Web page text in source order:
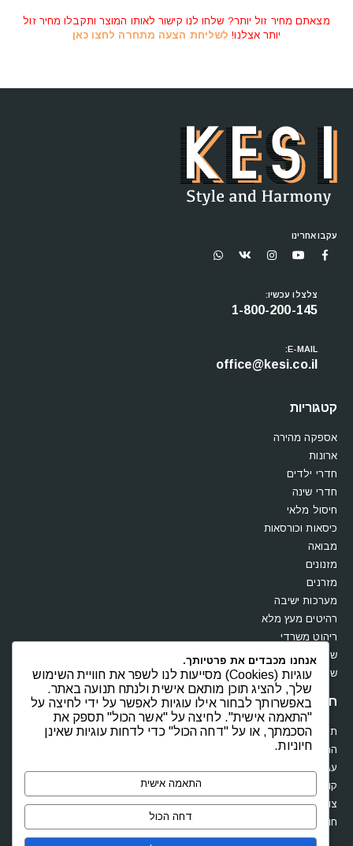
מצאתם מחיר זול יותר? שלחו לנו קישור לאותו המוצר ותקבלו מחיר זול
יותר אצלנו! לשליחת הצעה מתחרה לחצו כאן
עקבו אחרינו
צלצלו עכשיו:
1-800-200-145
E-MAIL:
office@kesi.co.il
קטגוריות
אספקה מהירה
ארונות
חדרי ילדים
חדרי שינה
חיסול מלאי
כיסאות וכורסאות
מבואה
מזנונים
מזרנים
מערכות ישיבה
רהיטים מעץ מלא
ריהוט משרדי
שולחנות
שידות וקומודות
חנות
תקנון
החשבון שלי
עגלת קניות
קופה
צור קשר
חוות דעת
אנחנו מכבדים את פרטיותך.
עוגיות (Cookies) מסייעות לנו לשפר את חוויית השימוש
שלך, להציג תוכן מותאם אישית ולנתח תנועה באתר.
באפשרותך לבחור אילו עוגיות לאפשר על ידי לחיצה על
"התאמה אישית". לחיצה על "אשר הכול" תספק את
הסכמתך, או על "דחה הכול" כדי לדחות עוגיות שאינן
חיוניות.
התאמה אישית
דחה הכול